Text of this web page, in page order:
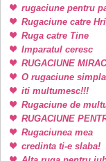
rugaciune pentru
Rugaciune catre
Ruga catre Tine
Imparatul ceresc
RUGACIUNE
O rugaciune simpla
iti multumesc!!!
Rugaciune de
RUGACIUNE
Rugaciunea mea
credinta ti-e slaba!